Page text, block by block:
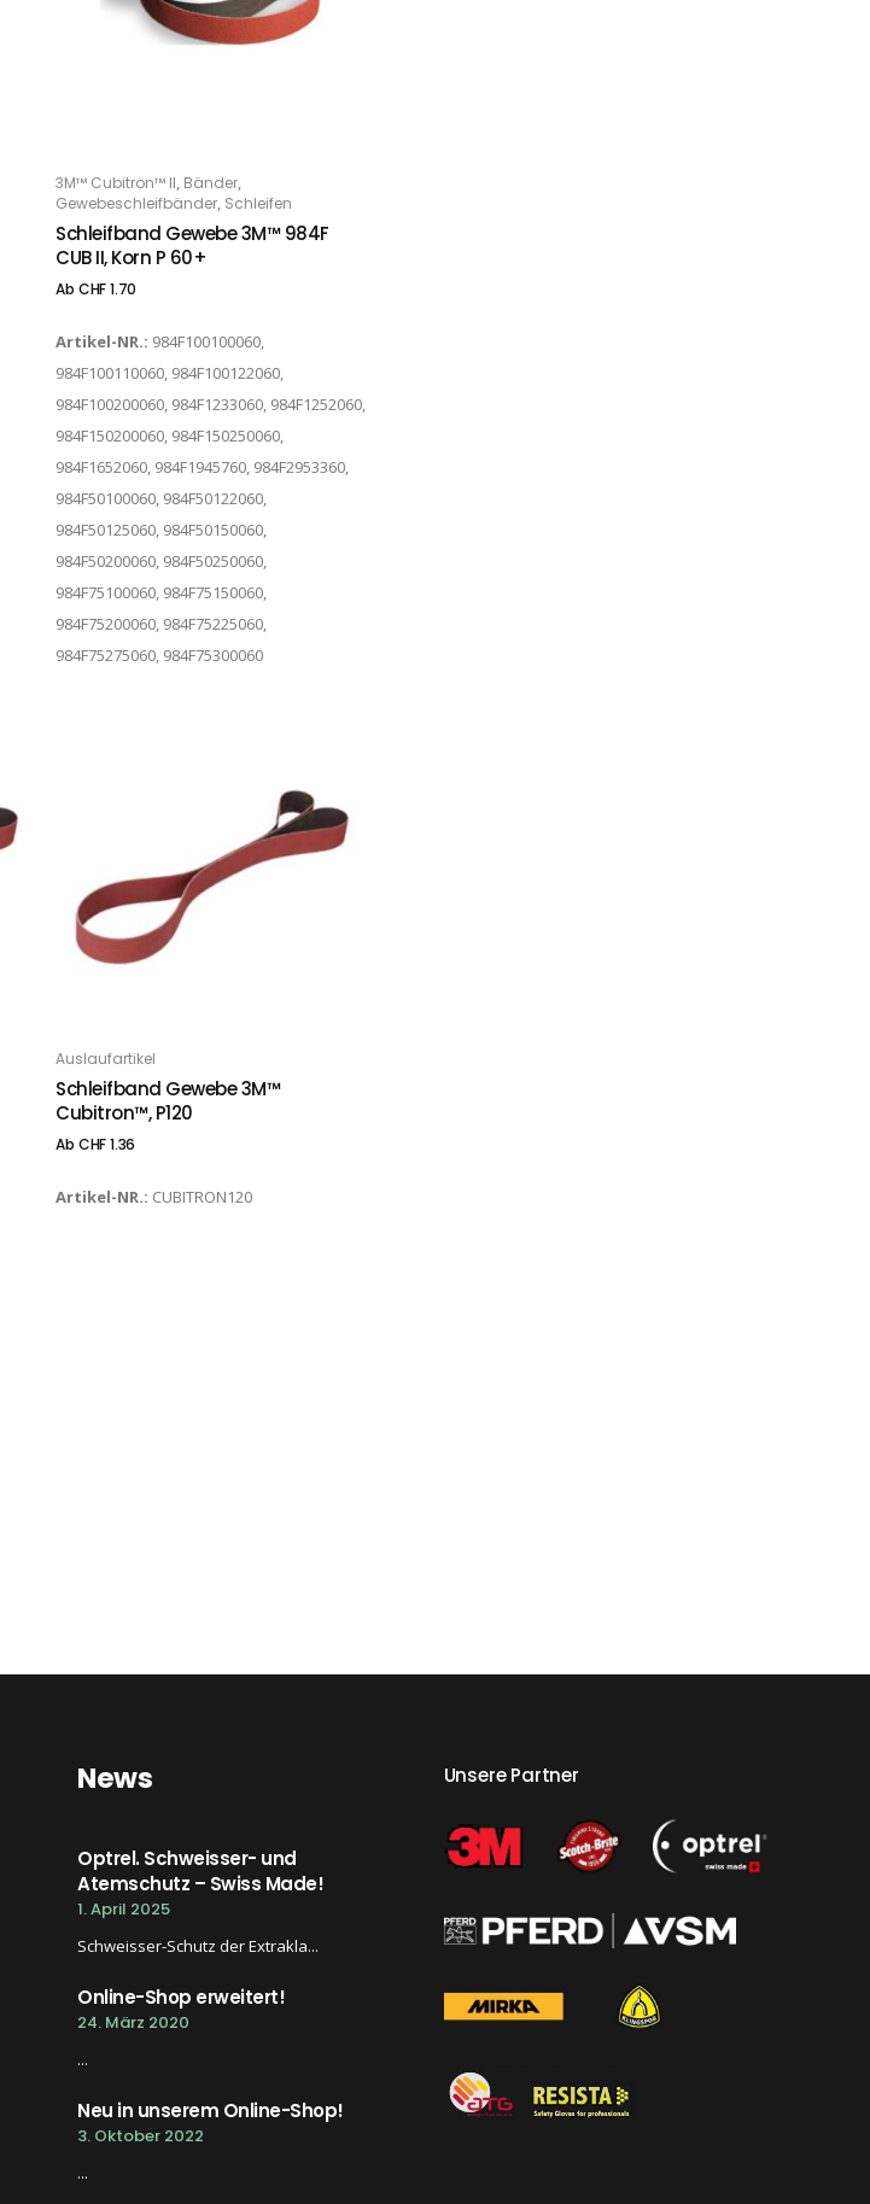
OPTIONS
3M™ Cubitron™ II, Bänder,
Gewebeschleifbänder, Schleifen
Schleifband Gewebe 3M™ 984F
CUB II, Korn P 60+
Ab CHF1.70
Artikel-NR.: 984F100100060,
984F100110060, 984F100122060,
984F100200060, 984F1233060, 984F1252060,
984F150200060, 984F150250060,
984F1652060, 984F1945760, 984F2953360,
984F50100060, 984F50122060,
984F50125060, 984F50150060,
984F50200060, 984F50250060,
984F75100060, 984F75150060,
984F75200060, 984F75225060,
984F75275060, 984F75300060
OPTIONS
Auslaufartikel
Schleifband Gewebe 3M™
Cubitron™, P120
Ab CHF1.36
Artikel-NR.: CUBITRON120
News
Optrel. Schweisser- und
Atemschutz – Swiss Made!
1. April 2025
Schweisser-Schutz der Extrakla...
Online-Shop erweitert!
24. März 2020
...
Neu in unserem Online-Shop!
3. Oktober 2022
...
Unsere Partner